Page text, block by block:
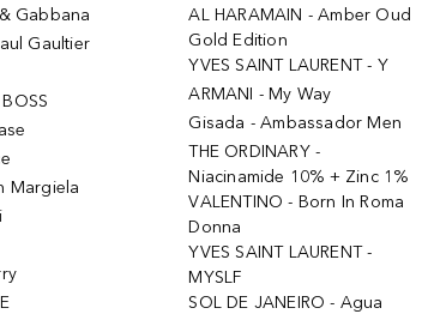
Gabbana
Gaultier
Margiela
AL HARAMAIN - Amber Oud
Gold Edition
YVES SAINT LAURENT - Y
ARMANI - My Way
Gisada - Ambassador Men
THE ORDINARY -
Niacinamide 10% + Zinc 1%
VALENTINO - Born In Roma
Donna
YVES SAINT LAURENT -
MYSLF
SOL DE JANEIRO - Agua